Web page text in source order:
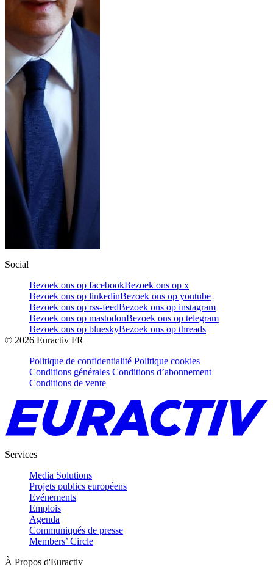
Social
Bezoek ons op facebookBezoek ons op x
Bezoek ons op linkedinBezoek ons op youtube
Bezoek ons op rss-feedBezoek ons op instagram
Bezoek ons op mastodonBezoek ons op telegram
Bezoek ons op blueskyBezoek ons op threads
© 2026 Euractiv FR
Politique de confidentialité Politique cookies
Conditions générales Conditions d’abonnement
Conditions de vente
Services
Media Solutions
Projets publics européens
Evénements
Emplois
Agenda
Communiqués de presse
Members’ Circle
À Propos d'Euractiv